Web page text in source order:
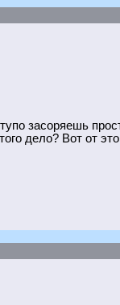
засоряешь
дело? Вот от